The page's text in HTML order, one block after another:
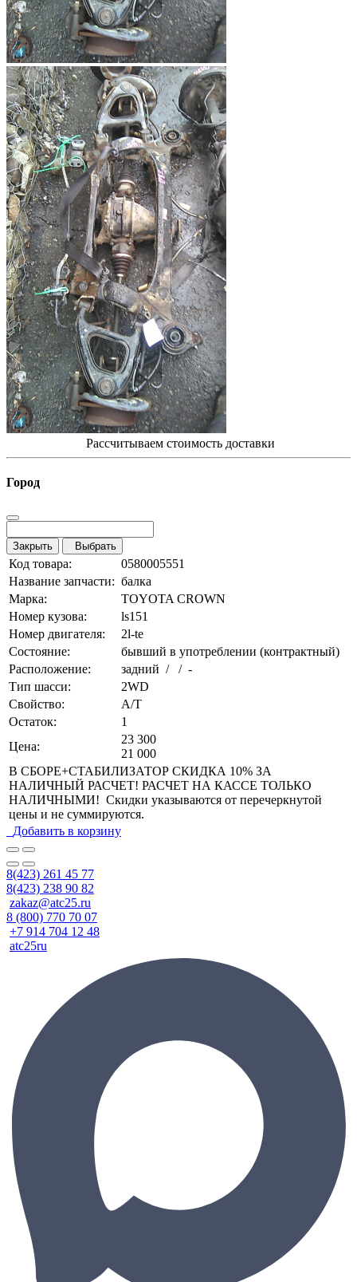
Рассчитываем стоимость доставки
Город
Закрыть Выбрать
Код товара:
0580005551
Название запчасти: балка
Марка:
TOYOTA CROWN
Номер кузова:
ls151
Номер двигателя:
2l-te
Состояние:
бывший в употреблении (контрактный)
Расположение:
задний / / -
Тип шасси:
2WD
Свойство:
A/T
Остаток:
1
Цена:
23 300
21 000
В СБОРЕ+СТАБИЛИЗАТОР СКИДКА 10% ЗА
НАЛИЧНЫЙ РАСЧЕТ! РАСЧЕТ НА КАССЕ ТОЛЬКО
НАЛИЧНЫМИ! Скидки указываются от перечеркнутой
цены и не суммируются.
Добавить в корзину
8(423) 261 45 77
8(423) 238 90 82
zakaz@atc25.ru
8 (800) 770 70 07
+7 914 704 12 48
atc25ru